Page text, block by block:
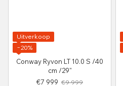
Uitverkoop
−20%
Conway Ryvon LT 10.0 S /40
cm /29"
€7 999 €9 999